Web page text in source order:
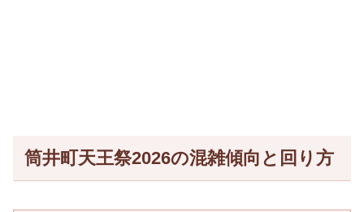
筒井町天王祭2026の混雑傾向と回り方